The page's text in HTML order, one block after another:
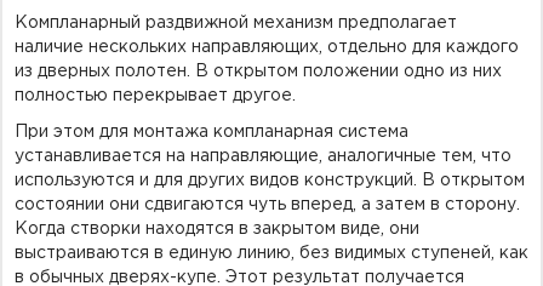
Компланарный раздвижной механизм предполагает
наличие нескольких направляющих, отдельно для каждого
из дверных полотен. В открытом положении одно из них
полностью перекрывает другое.
При этом для монтажа компланарная система
устанавливается на направляющие, аналогичные тем, что
используются и для других видов конструкций. В открытом
состоянии они сдвигаются чуть вперед, а затем в сторону.
Когда створки находятся в закрытом виде, они
выстраиваются в единую линию, без видимых ступеней, как
в обычных дверях-купе. Этот результат получается